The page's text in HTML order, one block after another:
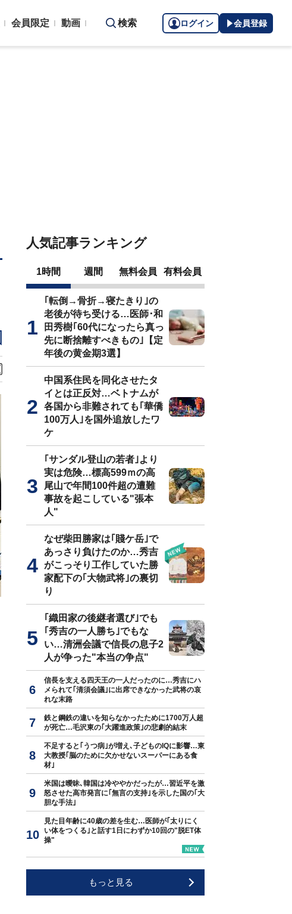
会員限定 動画 検索 ログイン 会員登録
人気記事ランキング
1時間 週間 無料会員 有料会員
｢転倒→骨折→寝たきり｣の
老後が待ち受ける…医師･和
田秀樹｢60代になったら真っ
先に断捨離すべきもの｣【定
年後の黄金期3選】
中国系住民を同化させたタ
イとは正反対…ベトナムが
各国から非難されても｢華僑
100万人｣を国外追放したワ
ケ
｢サンダル登山の若者｣より
実は危険…標高599ｍの高
尾山で年間100件超の遭難
事故を起こしている"張本
人"
なぜ柴田勝家は｢賤ケ岳｣で
あっさり負けたのか…秀吉
がこっそり工作していた勝
家配下の｢大物武将｣の裏切
り
｢織田家の後継者選び｣でも
｢秀吉の一人勝ち｣でもな
い…清洲会議で信長の息子2
人が争った"本当の争点"
信長を支える四天王の一人だったのに…秀吉にハ
メられて｢清須会議｣に出席できなかった武将の哀
れな末路
鉄と鋼鉄の違いを知らなかったために1700万人超
が死亡…毛沢東の｢大躍進政策｣の悲劇的結末
不足すると｢うつ病｣が増え､子どものIQに影響…東
大教授｢脳のために欠かせないスーパーにある食
材｣
米国は曖昧､韓国は冷ややかだったが…習近平を激
怒させた高市発言に｢無言の支持｣を示した国の｢大
胆な手法｣
見た目年齢に40歳の差を生む…医師が｢太りにく
い体をつくる｣と話す1日にわずか10回の"脱ET体
操"
もっと見る